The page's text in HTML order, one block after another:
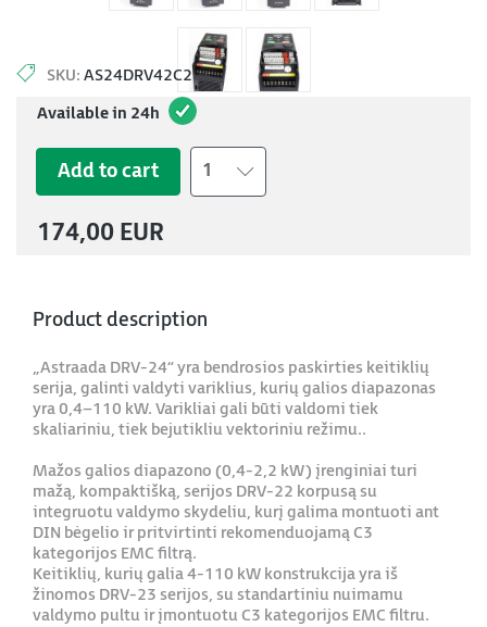
SKU: AS24DRV42C2
Available in 24h
Add to cart 1
174,00 EUR
Product description
„Astraada DRV-24“ yra bendrosios paskirties keitiklių
serija, galinti valdyti variklius, kurių galios diapazonas
yra 0,4–110 kW. Varikliai gali būti valdomi tiek
skaliariniu, tiek bejutikliu vektoriniu režimu..
Mažos galios diapazono (0,4-2,2 kW) įrenginiai turi
mažą, kompaktišką, serijos DRV-22 korpusą su
integruotu valdymo skydeliu, kurį galima montuoti ant
DIN bėgelio ir pritvirtinti rekomenduojamą C3
kategorijos EMC filtrą.
Keitiklių, kurių galia 4-110 kW konstrukcija yra iš
žinomos DRV-23 serijos, su standartiniu nuimamu
valdymo pultu ir įmontuotu C3 kategorijos EMC filtru.